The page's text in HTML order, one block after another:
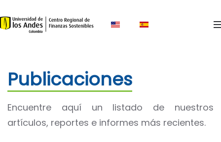
Skip to main content
Publicaciones
Encuentre aquí un listado de nuestros
artículos, reportes e informes más recientes.